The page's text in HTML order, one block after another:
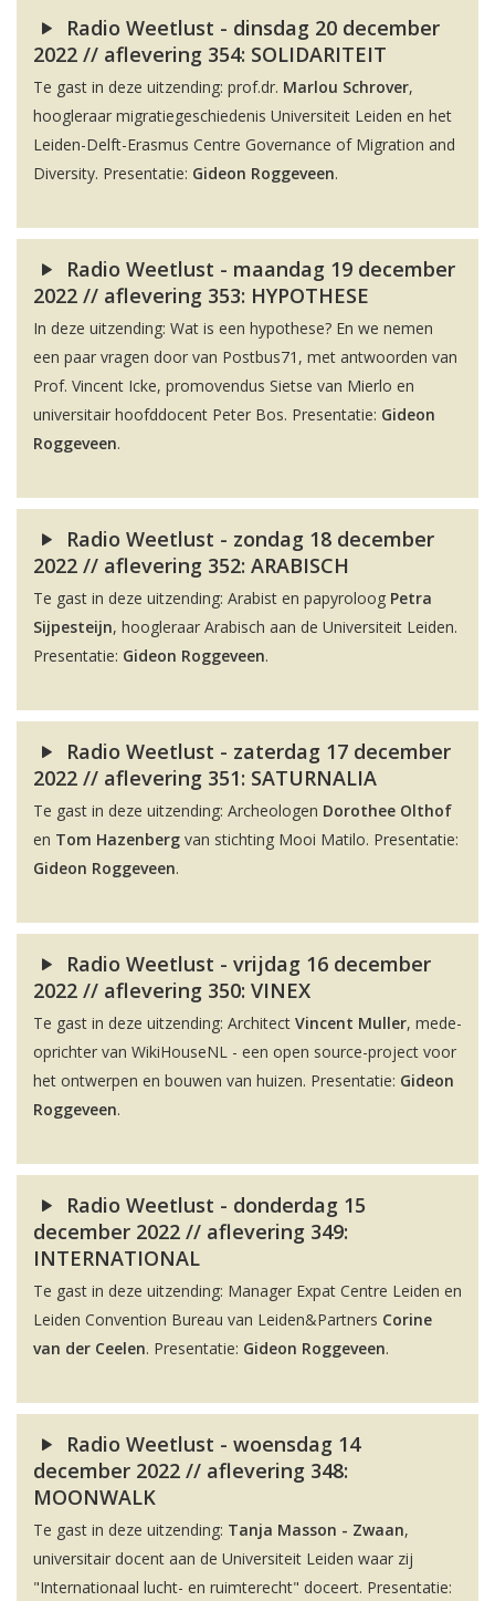
Radio Weetlust - dinsdag 20 december
2022 // aflevering 354: SOLIDARITEIT
Te gast in deze uitzending: prof.dr. Marlou Schrover,
hoogleraar migratiegeschiedenis Universiteit Leiden en het
Leiden-Delft-Erasmus Centre Governance of Migration and
Diversity. Presentatie: Gideon Roggeveen.
Radio Weetlust - maandag 19 december
2022 // aflevering 353: HYPOTHESE
In deze uitzending: Wat is een hypothese? En we nemen
een paar vragen door van Postbus71, met antwoorden van
Prof. Vincent Icke, promovendus Sietse van Mierlo en
universitair hoofddocent Peter Bos. Presentatie: Gideon
Roggeveen.
Radio Weetlust - zondag 18 december
2022 // aflevering 352: ARABISCH
Te gast in deze uitzending: Arabist en papyroloog Petra
Sijpesteijn, hoogleraar Arabisch aan de Universiteit Leiden.
Presentatie: Gideon Roggeveen.
Radio Weetlust - zaterdag 17 december
2022 // aflevering 351: SATURNALIA
Te gast in deze uitzending: Archeologen Dorothee Olthof
en Tom Hazenberg van stichting Mooi Matilo. Presentatie:
Gideon Roggeveen.
Radio Weetlust - vrijdag 16 december
2022 // aflevering 350: VINEX
Te gast in deze uitzending: Architect Vincent Muller, mede-
oprichter van WikiHouseNL - een open source-project voor
het ontwerpen en bouwen van huizen. Presentatie: Gideon
Roggeveen.
Radio Weetlust - donderdag 15
december 2022 // aflevering 349:
INTERNATIONAL
Te gast in deze uitzending: Manager Expat Centre Leiden en
Leiden Convention Bureau van Leiden&Partners Corine
van der Ceelen. Presentatie: Gideon Roggeveen.
Radio Weetlust - woensdag 14
december 2022 // aflevering 348:
MOONWALK
Te gast in deze uitzending: Tanja Masson - Zwaan,
universitair docent aan de Universiteit Leiden waar zij
"Internationaal lucht- en ruimterecht" doceert. Presentatie: